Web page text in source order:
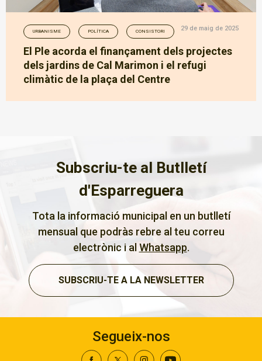
URBANISME POLÍTICA CONSISTORI 29 de maig de 2025
El Ple acorda el finançament dels projectes
dels jardins de Cal Marimon i el refugi
climàtic de la plaça del Centre
Subscriu-te al Butlletí
d'Esparreguera
Tota la informació municipal en un butlletí
mensual que podràs rebre al teu correu
electrònic i alWhatsapp.
SUBSCRIU-TE A LA NEWSLETTER
Segueix-nos